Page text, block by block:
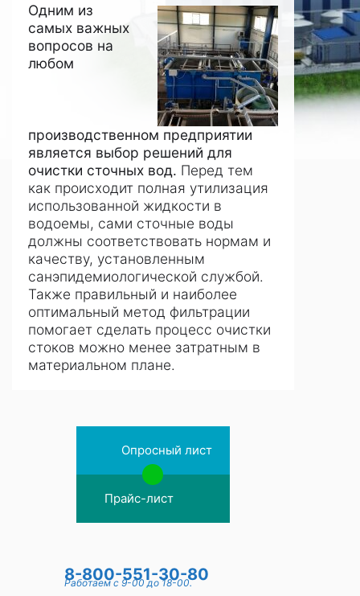
Одним из
самых важных
вопросов на
любом
производственном предприятии
является выбор решений для
очистки сточных вод. Перед тем
как происходит полная утилизация
использованной жидкости в
водоемы, сами сточные воды
должны соответствовать нормам и
качеству, установленным
санэпидемиологической службой.
Также правильный и наиболее
оптимальный метод фильтрации
помогает сделать процесс очистки
стоков можно менее затратным в
материальном плане.
Опросный лист
Прайс-лист
8-800-551-30-80
Работаем с 9-00 до 18-00.